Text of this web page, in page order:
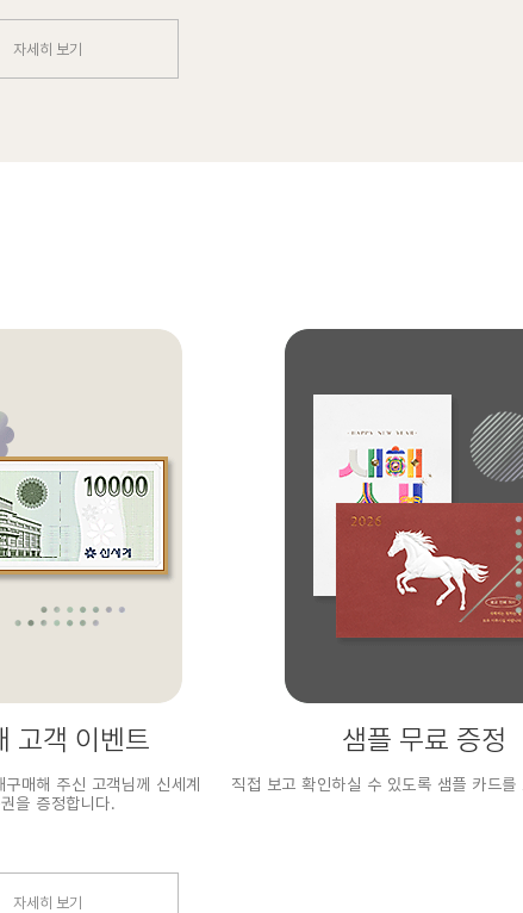
자세히 보기
고객 이벤트
매해 주신 고객님께 신세계
을 증정합니다.
샘플 무료 증정
직접 보고 확인하실 수 있도록 샘플 카드를
자세히 보기